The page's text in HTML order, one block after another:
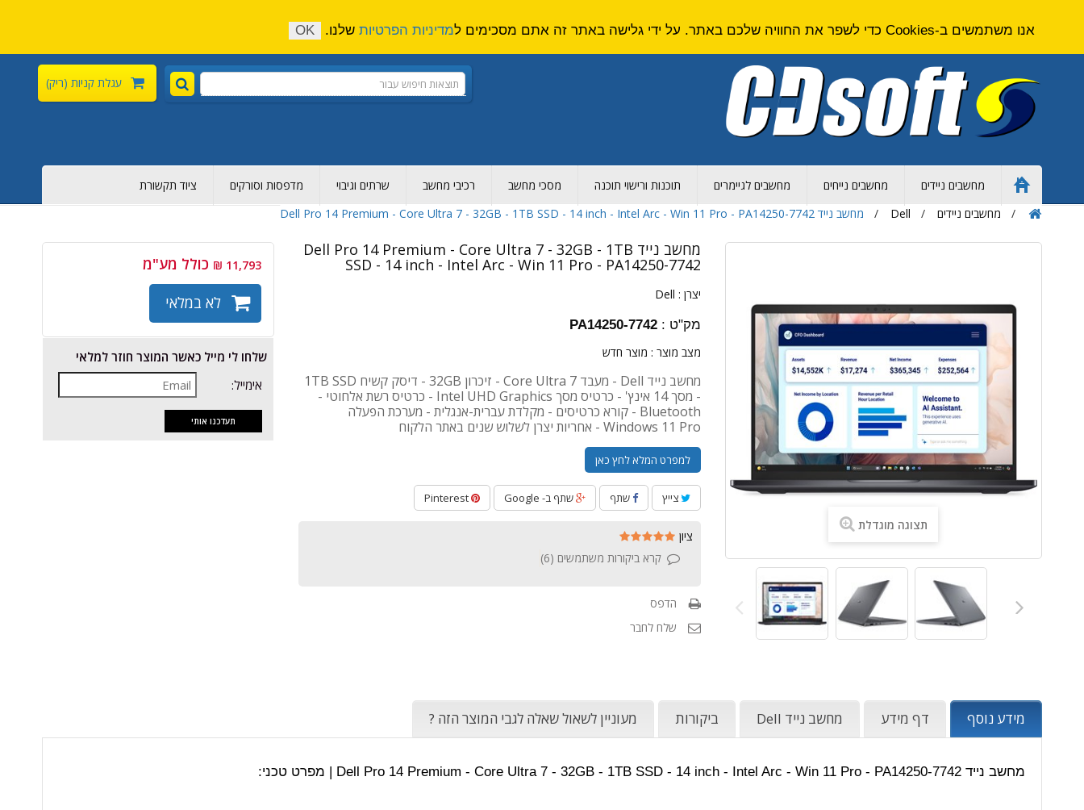
עגלת קניות (ריק)
Home
Page
מחשבים ניידים מחשבים נייחים מחשבים לגיימרים תוכנות ורישוי תוכנה מסכי מחשב רכיבי מחשב שרתים וגיבוי מדפסות וסורקים
ציוד תקשורת
מחשבים ניידים
Dell מחשב נייד Dell Pro 14 Premium - Core Ultra 7 - 32GB - 1TB SSD - 14 inch - Intel Arc - Win 11 Pro - PA14250-7742
תצוגה מוגדלת
מחשב נייד Dell Pro 14 Premium - Core Ultra 7 - 32GB - 1TB
SSD - 14 inch - Intel Arc - Win 11 Pro - PA14250-7742
יצרן : Dell
מק"ט : PA14250-7742
מצב מוצר : מוצר חדש
מחשב נייד Dell - מעבד Core Ultra 7 - זיכרון 32GB - דיסק קשיח 1TB SSD
- מסך 14 אינץ' - כרטיס מסך Intel UHD Graphics - כרטיס רשת אלחוטי -
Bluetooth - קורא כרטיסים - מקלדת עברית-אנגלית - מערכת הפעלה
Windows 11 Pro - אחריות יצרן לשלוש שנים באתר הלקוח
למפרט המלא לחץ כאן
צייץ שתף שתף ב- Google Pinterest
ציון
קרא ביקורות משתמשים (6
)
הדפס
שלח לחבר
11,793 ₪
כולל מע"מ
לא במלאי
שלחו לי מייל כאשר המוצר חוזר למלאי
אימייל:
מידע נוסף דף מידע מחשב נייד Dell ביקורות מעוניין לשאול שאלה לגבי המוצר הזה ?
מחשב נייד Dell Pro 14 Premium - Core Ultra 7 - 32GB - 1TB SSD - 14 inch - Intel Arc - Win 11 Pro - PA14250-7742 | מפרט טכני:
אנו משתמשים ב-Cookies כדי לשפר את החוויה שלכם באתר. על ידי גלישה באתר זה אתם מסכימים ל מדיניות הפרטיות שלנו. OK